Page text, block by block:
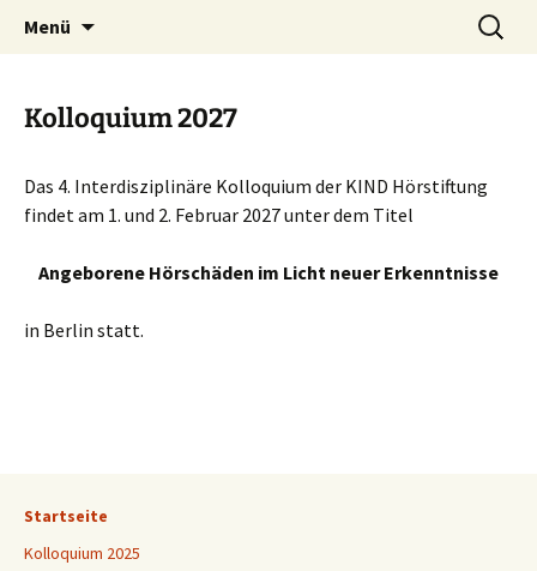
KIND Hörstiftung
Menü
Suchen
nach:
Kolloquium 2027
Das 4. Interdisziplinäre Kolloquium der KIND Hörstiftung
findet am 1. und 2. Februar 2027 unter dem Titel
Angeborene Hörschäden im Licht neuer Erkenntnisse
in Berlin statt.
Startseite
Kolloquium 2025